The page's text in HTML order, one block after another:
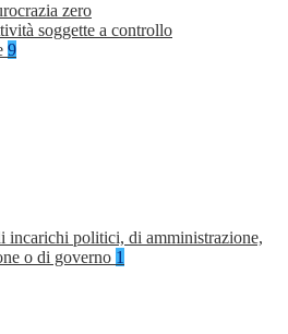
zero
soggette a controllo
9
incarichi politici, di amministrazione,
o di governo 1